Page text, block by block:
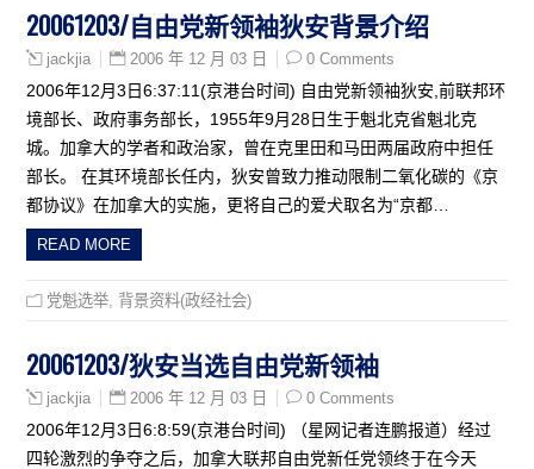
20061203/自由党新领袖狄安背景介绍
jackjia 2006 年 12 月 03 日 0 Comments
2006年12月3日6:37:11(京港台时间) 自由党新领袖狄安,前联邦环
境部长、政府事务部长，1955年9月28日生于魁北克省魁北克
城。加拿大的学者和政治家，曾在克里田和马田两届政府中担任
部长。 在其环境部长任内，狄安曾致力推动限制二氧化碳的《京
都协议》在加拿大的实施，更将自己的爱犬取名为“京都…
READ MORE
党魁选举 背景资料(政经社会)
20061203/狄安当选自由党新领袖
jackjia 2006 年 12 月 03 日 0 Comments
2006年12月3日6:8:59(京港台时间) （星网记者连鹏报道）经过
四轮激烈的争夺之后，加拿大联邦自由党新任党领终于在今天